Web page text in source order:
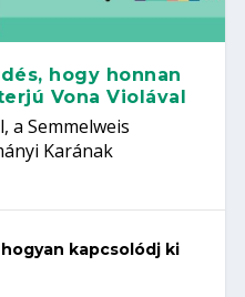
hogy honnan
Vona Violával
a Semmelweis
Karának
kapcsolódj ki